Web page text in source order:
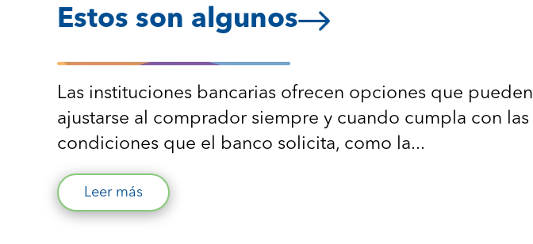
Estos son algunos
Las instituciones bancarias ofrecen opciones que pueden
ajustarse al comprador siempre y cuando cumpla con las
condiciones que el banco solicita, como la...
Leer más